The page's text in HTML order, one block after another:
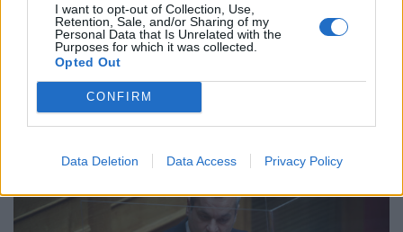
I want to opt-out of Collection, Use,
Retention, Sale, and/or Sharing of my
Personal Data that Is Unrelated with the
Purposes for which it was collected.
Opted Out
CONFIRM
Data Deletion Data Access Privacy Policy
διαδικασία προκήρυξης
φωτοβολταϊκών πάρκων μικρών
παραγωγών στην Κρήτη
04/10/2022 - 10:42